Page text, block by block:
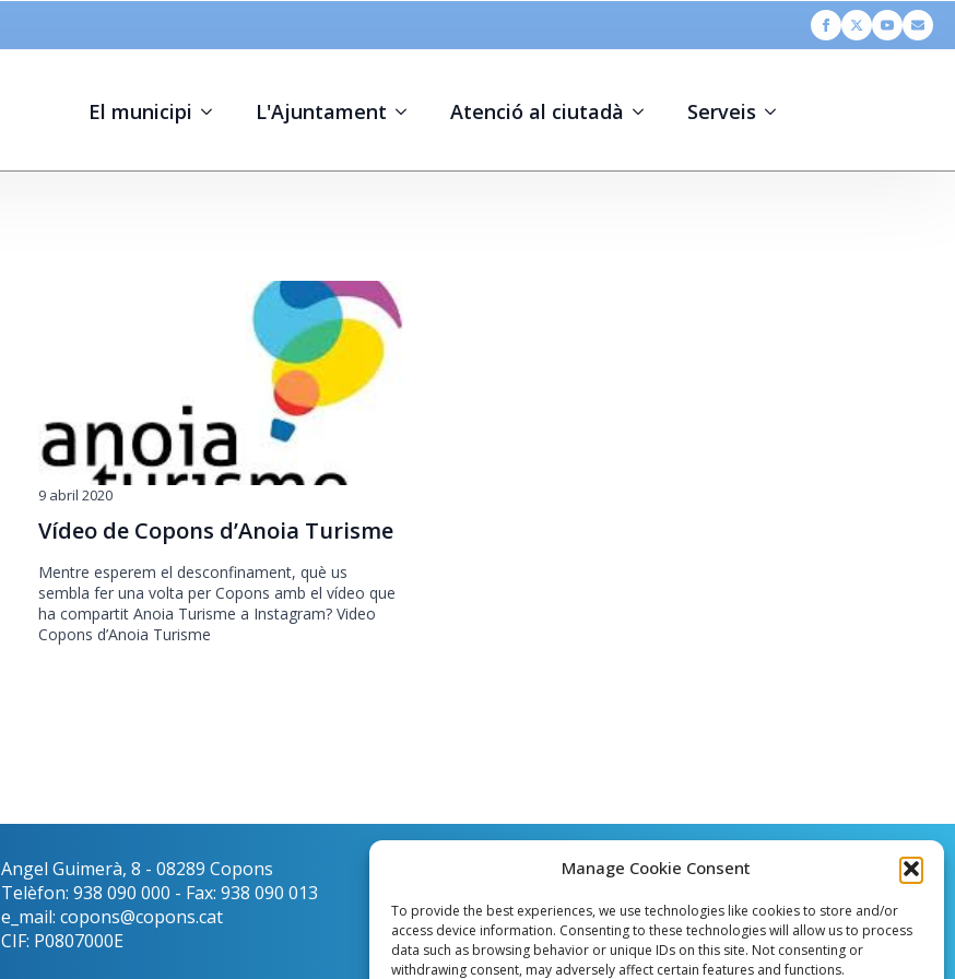
Manage Cookie Consent
To provide the best experiences, we use technologies like cookies to store and/or
access device information. Consenting to these technologies will allow us to process
data such as browsing behavior or unique IDs on this site. Not consenting or
withdrawing consent, may adversely affect certain features and functions.
El municipi L'Ajuntament Atenció al ciutadà Serveis
Vídeo de Copons d’Anoia Turisme
9 abril 2020
Mentre esperem el desconfinament, què us
sembla fer una volta per Copons amb el vídeo que
ha compartit Anoia Turisme a Instagram? Video
Copons d’Anoia Turisme
Angel Guimerà, 8 - 08289 Copons
Telèfon: 938 090 000 - Fax: 938 090 013
e_mail: copons@copons.cat
CIF: P0807000E